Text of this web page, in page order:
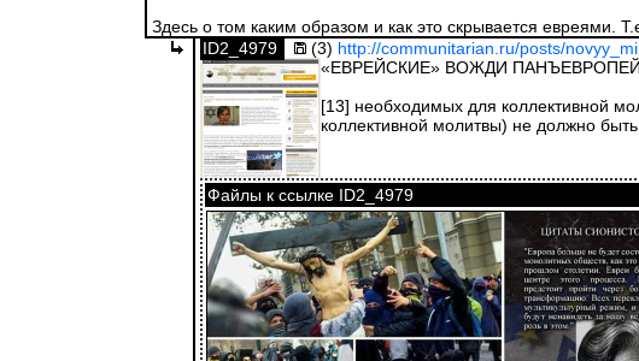
Здесь о том каким образом и как это скрывается евреями.
ID2_4979
(3) http://communitarian.ru/posts/
«ЕВРЕЙСКИЕ» ВОЖДИ
[13] необходимых для коллективной
коллективной молитвы) не должно
Файлы к ссылке ID2_4979